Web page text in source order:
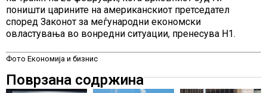
поништи царините на американскиот претседател
според Законот за меѓународни економски
овластувања во вонредни ситуации, пренесува Н1.
Фото Економија и бизнис
Поврзана содржина